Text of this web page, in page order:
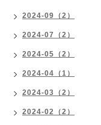
2024-09（2）
2024-07（2）
2024-05（2）
2024-04（1）
2024-03（2）
2024-02（2）